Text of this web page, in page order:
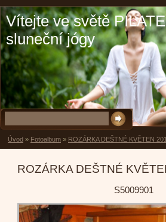
Vítejte ve světě
sluneční jógy
Úvod » Fotoalbum » ROZÁRKA DEŠTNÉ KVĚTEN
ROZÁRKA DEŠTNÉ
S5009901